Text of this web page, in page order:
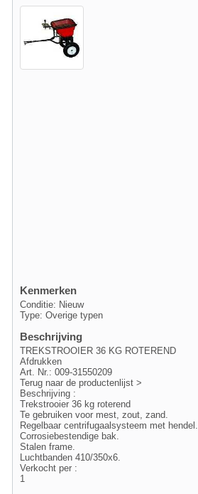
Kenmerken
Conditie: Nieuw
Type: Overige typen
Beschrijving
TREKSTROOIER 36 KG ROTEREND
Afdrukken
Art. Nr.: 009-31550209
Terug naar de productenlijst >
Beschrijving :
Trekstrooier 36 kg roterend
Te gebruiken voor mest, zout, zand.
Regelbaar centrifugaalsysteem met hendel.
Corrosiebestendige bak.
Stalen frame.
Luchtbanden 410/350x6.
Verkocht per :
1